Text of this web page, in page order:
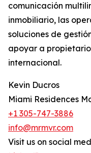
comunicación
inmobiliario, las
soluciones de
apoyar a
internacional.
Kevin Ducros
Miami Residences
+1 305-747-3886
info@mrmvr.com
Visit us on social